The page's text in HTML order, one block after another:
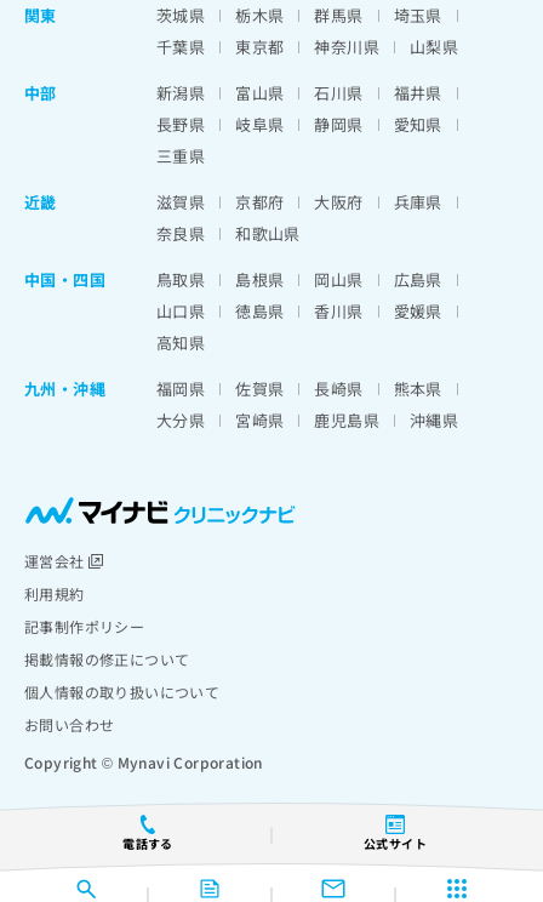
電話する 公式サイト
関東
茨城県 栃木県 群馬県
埼玉県
千葉県
東京都 神奈川県
山梨県
中部
新潟県 富山県 石川県
福井県
長野県
岐阜県 静岡県
愛知県
三重県
近畿
滋賀県 京都府 大阪府
兵庫県
奈良県
和歌山県
中国・四国
鳥取県 島根県 岡山県
広島県
山口県
徳島県 香川県
愛媛県
高知県
九州・沖縄
福岡県 佐賀県 長崎県
熊本県
大分県
宮崎県 鹿児島県 沖縄県
運営会社
利用規約
記事制作ポリシー
掲載情報の修正について
個人情報の取り扱いについて
お問い合わせ
Copyright © Mynavi Corporation